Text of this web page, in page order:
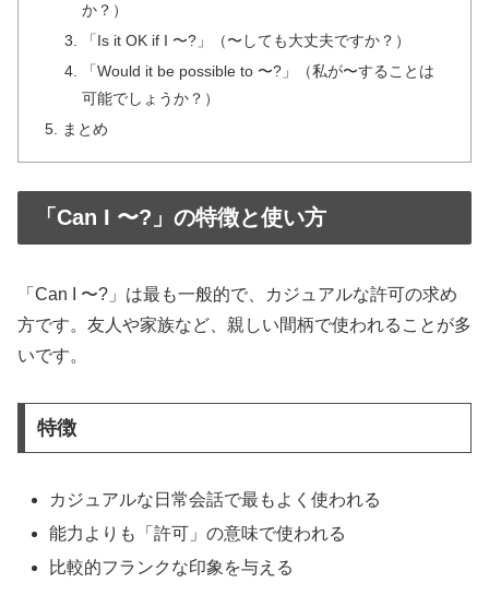
か？）
「Is it OK if I 〜?」（〜しても大丈夫ですか？）
「Would it be possible to 〜?」（私が〜することは
可能でしょうか？）
まとめ
「Can I 〜?」の特徴と使い方
「Can I 〜?」は最も一般的で、カジュアルな許可の求め
方です。友人や家族など、親しい間柄で使われることが多
いです。
特徴
カジュアルな日常会話で最もよく使われる
能力よりも「許可」の意味で使われる
比較的フランクな印象を与える